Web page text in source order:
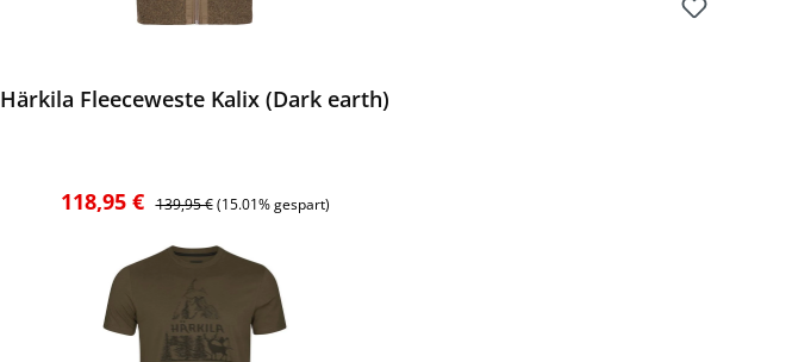
Härkila Fleeceweste Kalix (Dark earth)
Verkaufspreis:
118,95 € Regulärer Preis:
139,95 € (15.01% gespart)